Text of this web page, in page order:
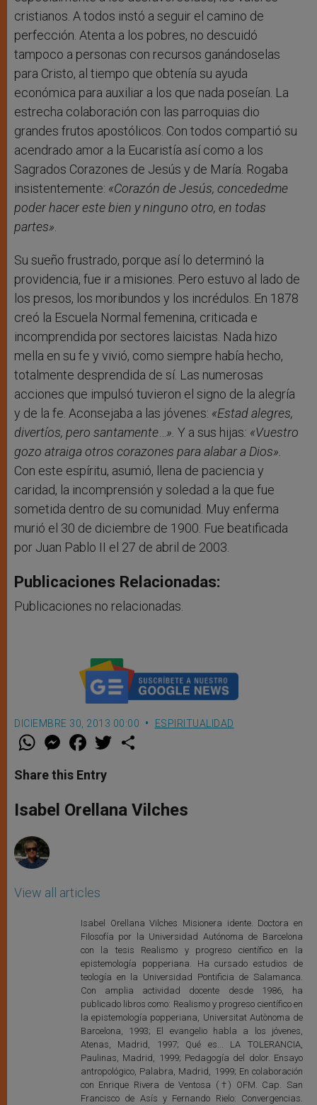
cristianos. A todos instó a seguir el camino de
perfección. Atenta a los pobres, no descuidó
tampoco a personas con recursos ganándoselas
para Cristo, al tiempo que obtenía su ayuda
económica para auxiliar a los que nada poseían. La
estrecha colaboración con las parroquias dio
grandes frutos apostólicos. Con todos compartió su
acendrado amor a la Eucaristía así como a los
Sagrados Corazones de Jesús y de María. Rogaba
insistentemente: «Corazón de Jesús, concededme
poder hacer este bien y ninguno otro, en todas
partes».
Su sueño frustrado, porque así lo determinó la
providencia, fue ir a misiones. Pero estuvo al lado de
los presos, los moribundos y los incrédulos. En 1878
creó la Escuela Normal femenina, criticada e
incomprendida por sectores laicistas. Nada hizo
mella en su fe y vivió, como siempre había hecho,
totalmente desprendida de sí. Las numerosas
acciones que impulsó tuvieron el signo de la alegría
y de la fe. Aconsejaba a las jóvenes: «Estad alegres,
divertíos, pero santamente…». Y a sus hijas: «Vuestro
gozo atraiga otros corazones para alabar a Dios».
Con este espíritu, asumió, llena de paciencia y
caridad, la incomprensión y soledad a la que fue
sometida dentro de su comunidad. Muy enferma
murió el 30 de diciembre de 1900. Fue beatificada
por Juan Pablo II el 27 de abril de 2003.
Publicaciones Relacionadas:
Publicaciones no relacionadas.
DICIEMBRE 30, 2013 00:00 ESPIRITUALIDAD
W
t
s
p
p
M
e
s
e
g
e
F
a
e
b
o
k
w
r
Share this Entry
Isabel Orellana Vilches
View all articles
Isabel Orellana Vilches Misionera idente. Doctora en
Filosofía por la Universidad Autónoma de Barcelona
con la tesis Realismo y progreso científico en la
epistemología popperiana. Ha cursado estudios de
teología en la Universidad Pontificia de Salamanca.
Con amplia actividad docente desde 1986, ha
publicado libros como: Realismo y progreso científico en
la epistemología popperiana, Universitat Autònoma de
Barcelona, 1993; El evangelio habla a los jóvenes,
Atenas, Madrid, 1997; Qué es... LA TOLERANCIA,
Paulinas, Madrid, 1999; Pedagogía del dolor. Ensayo
antropológico, Palabra, Madrid, 1999; En colaboración
con Enrique Rivera de Ventosa (†) OFM. Cap. San
Francisco de Asís y Fernando Rielo: Convergencias.